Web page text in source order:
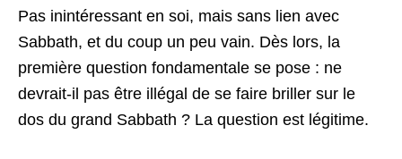
Pas inintéressant en soi, mais sans lien avec
Sabbath, et du coup un peu vain. Dès lors, la
première question fondamentale se pose : ne
devrait-il pas être illégal de se faire briller sur le
dos du grand Sabbath ? La question est légitime.